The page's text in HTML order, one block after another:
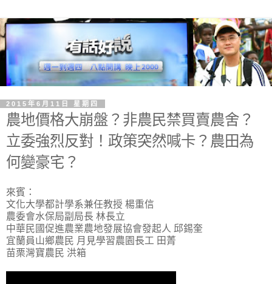
2015年6月11日 星期四
農地價格大崩盤？非農民禁買賣農舍？
立委強烈反對！政策突然喊卡？農田為
何變豪宅？
來賓：
文化大學都計學系兼任教授 楊重信
農委會水保局副局長 林長立
中華民國促進農業農地發展協會發起人 邱錫奎
宜蘭員山鄉農民 月見學習農園長工 田菁
苗栗灣寶農民 洪箱